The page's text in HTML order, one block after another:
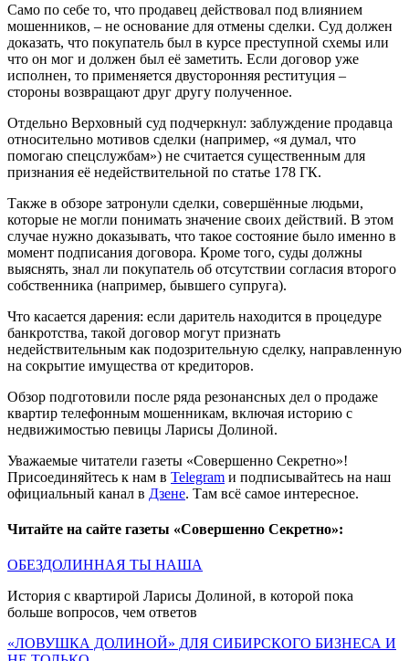
Само по себе то, что продавец действовал под влиянием
мошенников, – не основание для отмены сделки. Суд должен
доказать, что покупатель был в курсе преступной схемы или
что он мог и должен был её заметить. Если договор уже
исполнен, то применяется двусторонняя реституция –
стороны возвращают друг другу полученное.
Отдельно Верховный суд подчеркнул: заблуждение продавца
относительно мотивов сделки (например, «я думал, что
помогаю спецслужбам») не считается существенным для
признания её недействительной по статье 178 ГК.
Также в обзоре затронули сделки, совершённые людьми,
которые не могли понимать значение своих действий. В этом
случае нужно доказывать, что такое состояние было именно в
момент подписания договора. Кроме того, суды должны
выяснять, знал ли покупатель об отсутствии согласия второго
собственника (например, бывшего супруга).
Что касается дарения: если даритель находится в процедуре
банкротства, такой договор могут признать
недействительным как подозрительную сделку, направленную
на сокрытие имущества от кредиторов.
Обзор подготовили после ряда резонансных дел о продаже
квартир телефонным мошенникам, включая историю с
недвижимостью певицы Ларисы Долиной.
Уважаемые читатели газеты «Совершенно Секретно»!
Присоединяйтесь к нам в Telegram и подписывайтесь на наш
официальный канал в Дзене. Там всё самое интересное.
Читайте на сайте газеты «Совершенно Секретно»:
ОБЕЗДОЛИННАЯ ТЫ НАША
История с квартирой Ларисы Долиной, в которой пока
больше вопросов, чем ответов
«ЛОВУШКА ДОЛИНОЙ» ДЛЯ СИБИРСКОГО БИЗНЕСА И